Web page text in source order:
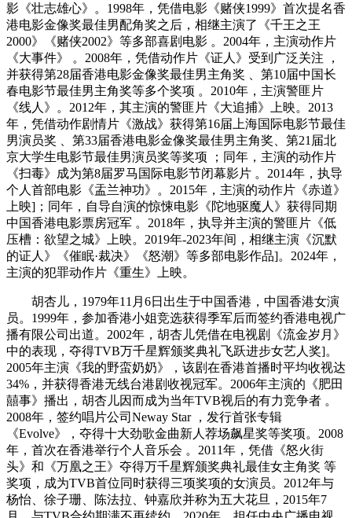
影《壮志雄心》。1998年，凭借电影《赌侠1999》首次提名香
港电影金像奖最佳男配角奖之后，相继主演了《千王之王
2000》《赌侠2002》等多部喜剧电影 。2004年，主演动作片
《大事件》 。2008年，凭借动作片《证人》受到广泛关注 ，
并获得第28届香港电影金像奖最佳男主角奖 、第10届中国长
春电影节最佳男主角奖等多个奖项 。2010年，主演警匪片
《线人》。2012年，其主演的警匪片《大追捕》上映。2013
年，凭借动作剧情片《激战》获得第16届上海国际电影节最佳
男演员奖 、第33届香港电影金像奖最佳男主角奖、第21届北
京大学生电影节最佳男演员奖等奖项 ；同年，主演的动作片
《扫毒》成为第8届罗马国际电影节闭幕影片 。2014年，执导
个人首部电影《盂兰神功》。2015年，主演的动作片《赤道》
上映]；同年，自导自演的惊悚电影《陀地驱魔人》获得同期
中国香港电影票房冠军 。2018年，执导并主演的警匪片《低
压槽：欲望之城》上映。2019年-2023年间，相继主演《沉默
的证人》《催眠·裁决》《怒潮》等多部电影作品]。2024年，
主演的犯罪动作片《重生》上映。
胡杏儿，1979年11月6日出生于中国香港，中国香港女演
员。1999年，参加香港小姐竞选获得季军后而签约香港电视广
播有限公司出道。2002年，胡杏儿凭借在电视剧《流金岁月》
中的表现，夺得TVB万千星辉颁奖典礼飞跃进步女艺人奖]。
2005年主演《我的野蛮奶奶》，该剧在香港首播时平均收视达
34%，并获得香港无线台港剧收视冠军。2006年主演的《肥田
囍事》播出，胡杏儿因而成为当年TVB视后的有力竞争者 。
2008年，签约唱片公司Neway Star ，发行首张专辑
《Evolve》，夺得十大劲歌金曲新人荐场飙星奖等奖项。2008
年，首次在香港举行个人音乐会 。2011年，凭借《怒火街
头》和《万凰之王》夺得万千星辉颁奖典礼最佳女主角奖 等
奖项，成为TVB首位同时获得三项奖项的女演员。2012年与
杨怡、徐子珊、陈法拉、钟嘉欣并称为五大花旦，2015年7